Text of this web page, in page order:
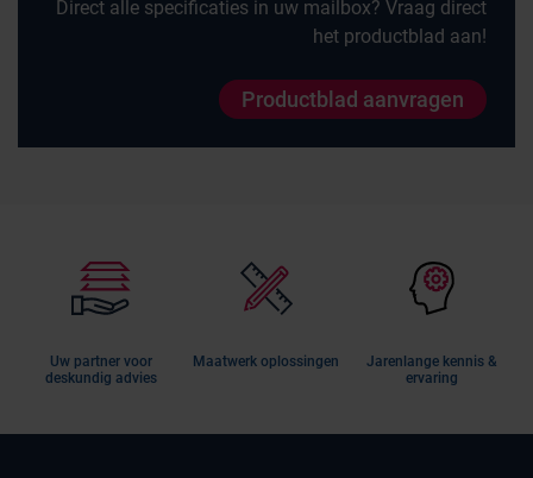
Direct alle specificaties in uw mailbox? Vraag direct
het productblad aan!
Productblad aanvragen
Uw partner voor
deskundig advies
Maatwerk oplossingen
Jarenlange kennis &
ervaring